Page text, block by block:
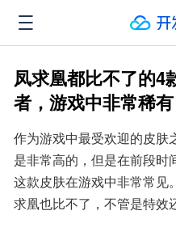
凤求凰都比不了的4
者，游戏中非常稀有
作为游戏中最受欢迎的皮肤
是非常高的，但是在前段时
这款皮肤在游戏中非常常见
求凰也比不了，不管是特效